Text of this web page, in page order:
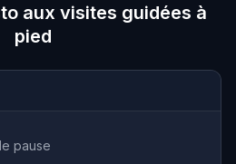
aux visites guidées à
pied
pause